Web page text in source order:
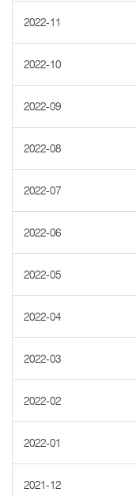
2022-11
2022-10
2022-09
2022-08
2022-07
2022-06
2022-05
2022-04
2022-03
2022-02
2022-01
2021-12